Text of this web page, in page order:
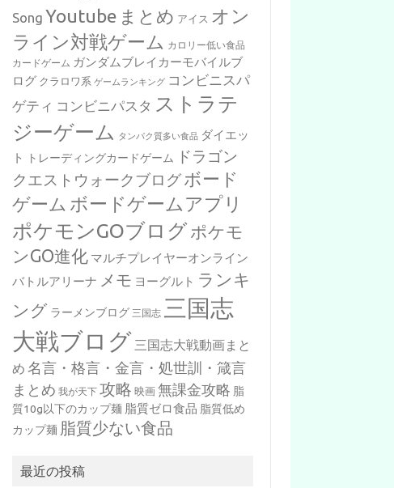
Song Youtube まとめ アイス オン
ライン対戦ゲーム カロリー低い食品
カードゲーム ガンダムブレイカーモバイルブ
ログ クラロワ系 ゲームランキング コンビニスパ
ゲティ コンビニパスタ ストラテ
ジーゲーム
タンパク質多い食品 ダイエッ
ト
トレーディングカードゲーム
ドラゴン
クエストウォークブログボード
ゲーム ボードゲームアプリ
ポケモンGOブログポケモ
ンGO進化 マルチプレイヤーオンライン
バトルアリーナ メモ ヨーグルト ランキ
ング ラーメンブログ 三国志 三国志
大戦ブログ 三国志大戦動画まと
め 名言・格言・金言・処世訓・箴言
まとめ 我が天下 攻略 映画 無課金攻略 脂
質10g以下のカップ麺 脂質ゼロ食品 脂質低め
カップ麺 脂質少ない食品
最近の投稿